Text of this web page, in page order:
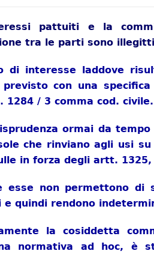
pattuiti e la
tra le parti sono
di interesse laddove
previsto con una
1284 / 3 comma cod. civile.
ormai da
che rinviano agli usi
in forza degli artt. 1325,
esse non permettono
quindi rendono
la cosiddetta
normativa ad hoc, è